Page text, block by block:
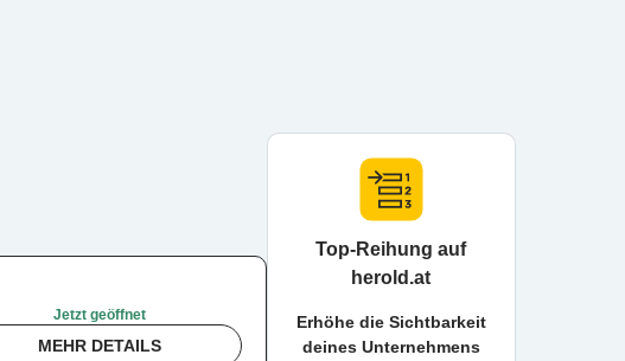
Jetzt geöffnet
MEHR DETAILS
Top-Reihung auf
herold.at
Erhöhe die Sichtbarkeit
deines Unternehmens